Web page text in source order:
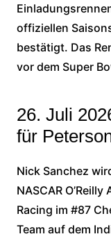
offiziellen
bestätigt. Das
vor dem Super
26. Juli
für
Nick Sanchez
NASCAR
Racing im #87
Team auf dem